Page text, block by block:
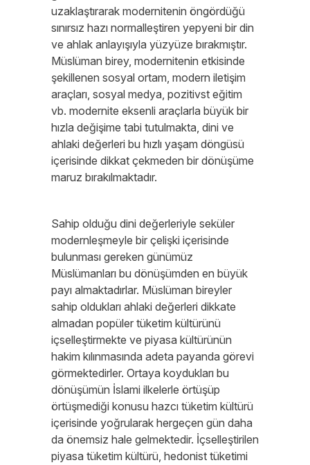
uzaklaştırarak modernitenin öngördüğü
sınırsız hazı normalleştiren yepyeni bir din
ve ahlak anlayışıyla yüzyüze bırakmıştır.
Müslüman birey, modernitenin etkisinde
şekillenen sosyal ortam, modern iletişim
araçları, sosyal medya, pozitivst eğitim
vb. modernite eksenli araçlarla büyük bir
hızla değişime tabi tutulmakta, dini ve
ahlaki değerleri bu hızlı yaşam döngüsü
içerisinde dikkat çekmeden bir dönüşüme
maruz bırakılmaktadır.
Sahip olduğu dini değerleriyle seküler
modernleşmeyle bir çelişki içerisinde
bulunması gereken günümüz
Müslümanları bu dönüşümden en büyük
payı almaktadırlar. Müslüman bireyler
sahip oldukları ahlaki değerleri dikkate
almadan popüler tüketim kültürünü
içselleştirmekte ve piyasa kültürünün
hakim kılınmasında adeta payanda görevi
görmektedirler. Ortaya koydukları bu
dönüşümün İslami ilkelerle örtüşüp
örtüşmediği konusu hazcı tüketim kültürü
içerisinde yoğrularak hergeçen gün daha
da önemsiz hale gelmektedir. İçselleştirilen
piyasa tüketim kültürü, hedonist tüketimi